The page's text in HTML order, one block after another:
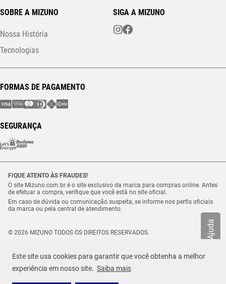
Este site usa cookies para garantir que você obtenha a melhor
experiência em nosso site. Saiba mais
Ajuda
TAMANHO
Selecione o seu tamanho
SOBRE A MIZUNO
Nossa História
Tecnologias
SIGA A MIZUNO
FORMAS DE PAGAMENTO
SEGURANÇA
FIQUE ATENTO ÀS FRAUDES!
O site Mizuno.com.br é o site exclusivo da marca para compras online. Antes
de efetuar a compra, verifique que você está no site oficial.
Em caso de dúvida ou comunicação suspeita, se informe nos perfis oficiais
da marca ou pela central de atendimento.
© 2026 MIZUNO TODOS OS DIREITOS RESERVADOS.
Estrada Municipal Luiz Lopes Neto, n.º 21 – Tenentes – CEP. 37.640-000 –
Extrema/MG